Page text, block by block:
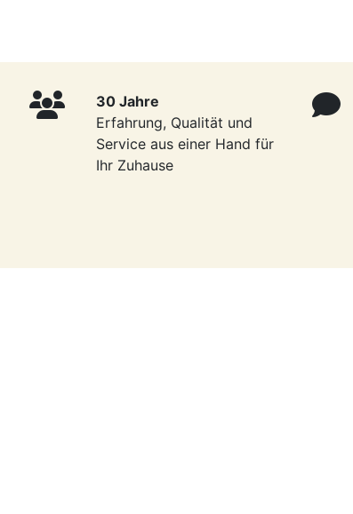
30 Jahre
Erfahrung, Qualität und
Service aus einer Hand für
Ihr Zuhause